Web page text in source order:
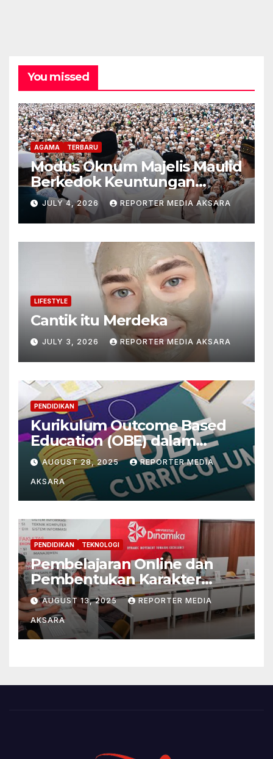
You missed
AGAMA TERBARU
Modus Oknum Majelis Maulid
Berkedok Keuntungan
Pribadi
JULY 4, 2026 REPORTER MEDIA AKSARA
LIFESTYLE
Cantik itu Merdeka
JULY 3, 2026 REPORTER MEDIA AKSARA
PENDIDIKAN
Kurikulum Outcome Based
Education (OBE) dalam
Mengintegrasikan
Paradigma Filsafat
Pendidikan Konstruktivistik
dan Pragmatis
AUGUST 28, 2025 REPORTER MEDIA
AKSARA
PENDIDIKAN TEKNOLOGI
Pembelajaran Online dan
Pembentukan Karakter
Mahasiswa di Tengah Era
Digital
AUGUST 13, 2025 REPORTER MEDIA
AKSARA